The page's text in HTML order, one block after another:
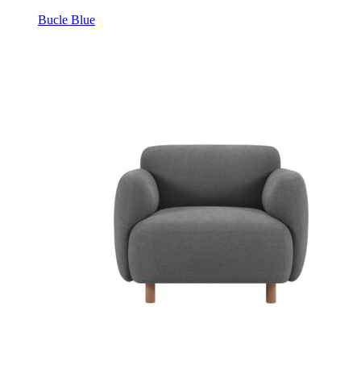
Bucle Blue